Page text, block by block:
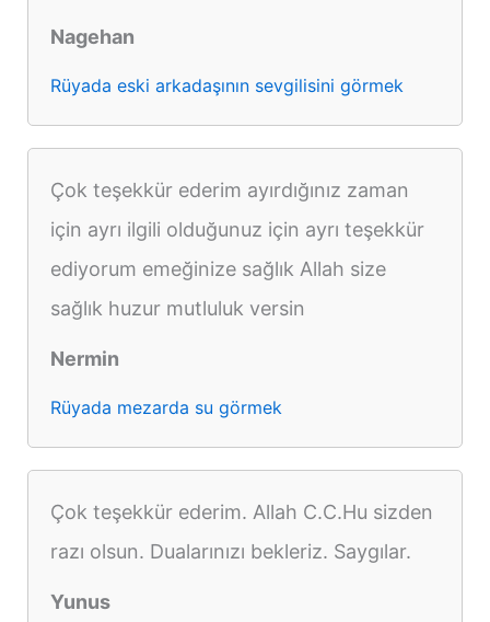
Nagehan
Rüyada eski arkadaşının sevgilisini görmek
Çok teşekkür ederim ayırdığınız zaman
için ayrı ilgili olduğunuz için ayrı teşekkür
ediyorum emeğinize sağlık Allah size
sağlık huzur mutluluk versin
Nermin
Rüyada mezarda su görmek
Çok teşekkür ederim. Allah C.C.Hu sizden
razı olsun. Dualarınızı bekleriz. Saygılar.
Yunus